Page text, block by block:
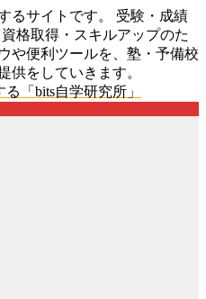
るサイトです。 受験・成績
格取得・スキルアップのた
や便利ツールを、塾・予備校
供をしていきます。